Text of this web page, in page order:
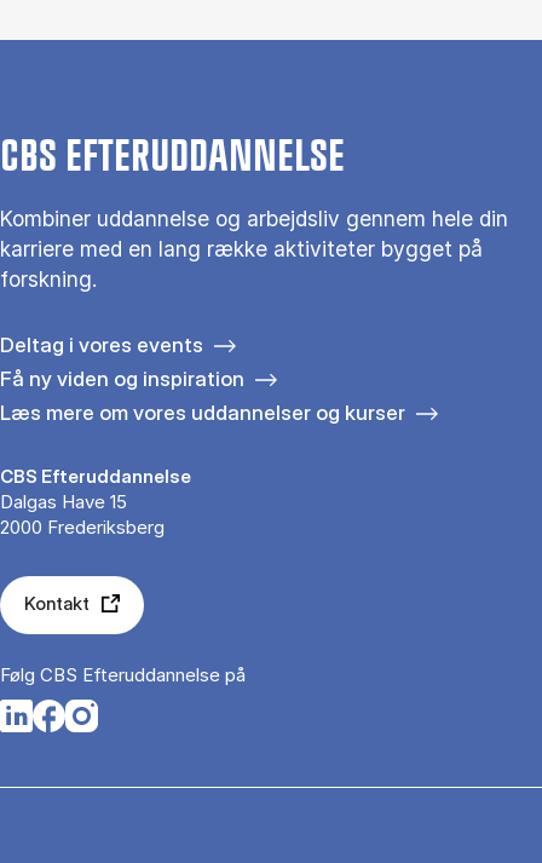
CBS EFTERUDDANNELSE
Kombiner uddannelse og arbejdsliv gennem hele din
karriere med en lang række aktiviteter bygget på
forskning.
Deltag i vores events
Få ny viden og inspiration
Læs mere om vores uddannelser og kurser
CBS Efteruddannelse
Dalgas Have 15
2000 Frederiksberg
Kontakt
Følg CBS Efteruddannelse på
Opens in a new tab
Opens in a new tab
Opens in a new tab